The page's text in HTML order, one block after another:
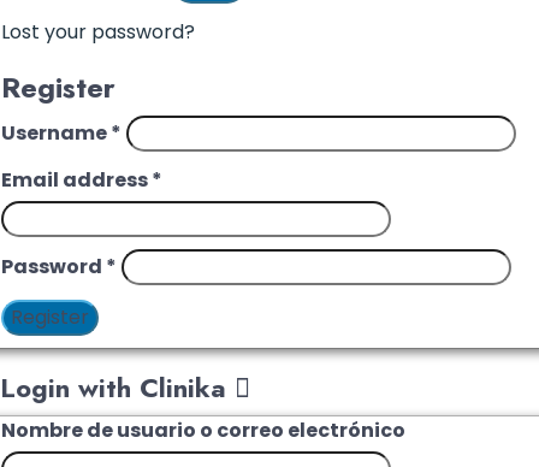
Lost your password?
Register
Username*
Email address*
Password *
Register
Login with Clinika
Nombre de usuario o correo electrónico